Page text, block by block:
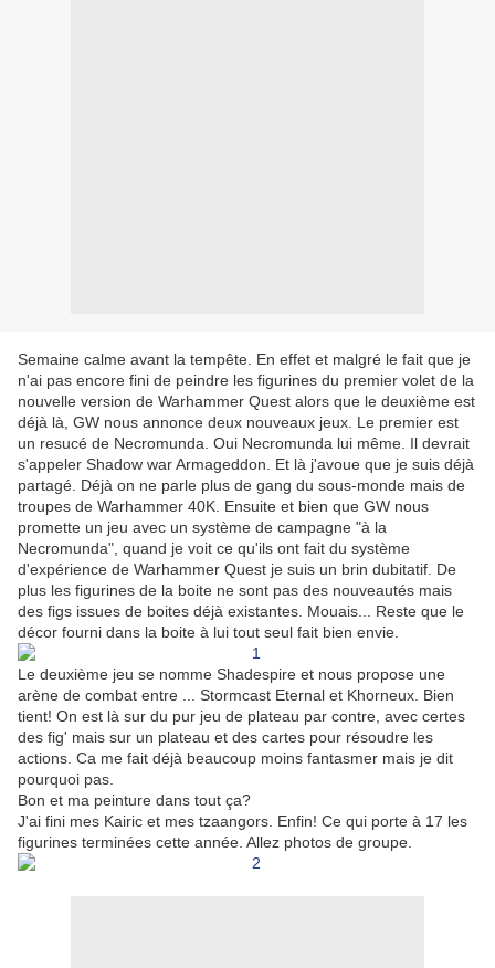
Semaine calme avant la tempête. En effet et malgré le fait que je
n'ai pas encore fini de peindre les figurines du premier volet de la
nouvelle version de Warhammer Quest alors que le deuxième est
déjà là, GW nous annonce deux nouveaux jeux. Le premier est
un resucé de Necromunda. Oui Necromunda lui même. Il devrait
s'appeler Shadow war Armageddon. Et là j'avoue que je suis déjà
partagé. Déjà on ne parle plus de gang du sous-monde mais de
troupes de Warhammer 40K. Ensuite et bien que GW nous
promette un jeu avec un système de campagne "à la
Necromunda", quand je voit ce qu'ils ont fait du système
d'expérience de Warhammer Quest je suis un brin dubitatif. De
plus les figurines de la boite ne sont pas des nouveautés mais
des figs issues de boites déjà existantes. Mouais... Reste que le
décor fourni dans la boite à lui tout seul fait bien envie.
Le deuxième jeu se nomme Shadespire et nous propose une
arène de combat entre ... Stormcast Eternal et Khorneux. Bien
tient! On est là sur du pur jeu de plateau par contre, avec certes
des fig' mais sur un plateau et des cartes pour résoudre les
actions. Ca me fait déjà beaucoup moins fantasmer mais je dit
pourquoi pas.
Bon et ma peinture dans tout ça?
J'ai fini mes Kairic et mes tzaangors. Enfin! Ce qui porte à 17 les
figurines terminées cette année. Allez photos de groupe.